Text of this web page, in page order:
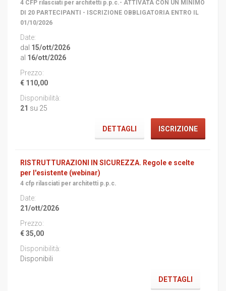
4 CFP rilasciati per architetti p.p.c.- ATTIVATA CON UN MINIMO
DI 20 PARTECIPANTI - ISCRIZIONE OBBLIGATORIA ENTRO IL
01/10/2026
dal 15/ott/2026
al 16/ott/2026
€ 110,00
21 su 25
DETTAGLI ISCRIZIONE
RISTRUTTURAZIONI IN SICUREZZA. Regole e scelte
per l'esistente (webinar)
4 cfp rilasciati per architetti p.p.c.
21/ott/2026
€ 35,00
Disponibili
DETTAGLI